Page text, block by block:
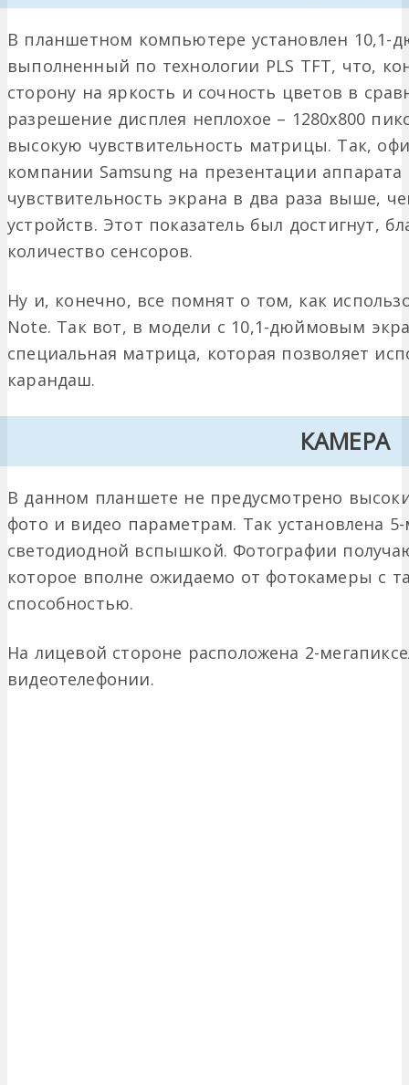
В планшетном компьютере установлен 10,1-
выполненный по технологии PLS TFT, что,
сторону на яркость и сочность цветов в
разрешение дисплея неплохое – 1280х800
высокую чувствительность матрицы. Так,
компании Samsung на презентации аппарата
чувствительность экрана в два раза выше,
устройств. Этот показатель был достигнут,
количество сенсоров.
Ну и, конечно, все помнят о том, как
Note. Так вот, в модели с 10,1-дюймовым
специальная матрица, которая позволяет
карандаш.
КАМЕРА
В данном планшете не предусмотрено
фото и видео параметрам. Так установлена
светодиодной вспышкой. Фотографии
которое вполне ожидаемо от фотокамеры с
способностью.
На лицевой стороне расположена 2-
видеотелефонии.